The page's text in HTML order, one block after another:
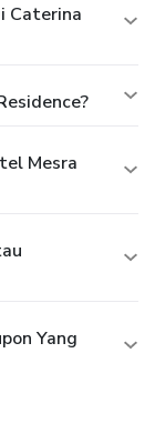
Caterina
Mesra
Yang